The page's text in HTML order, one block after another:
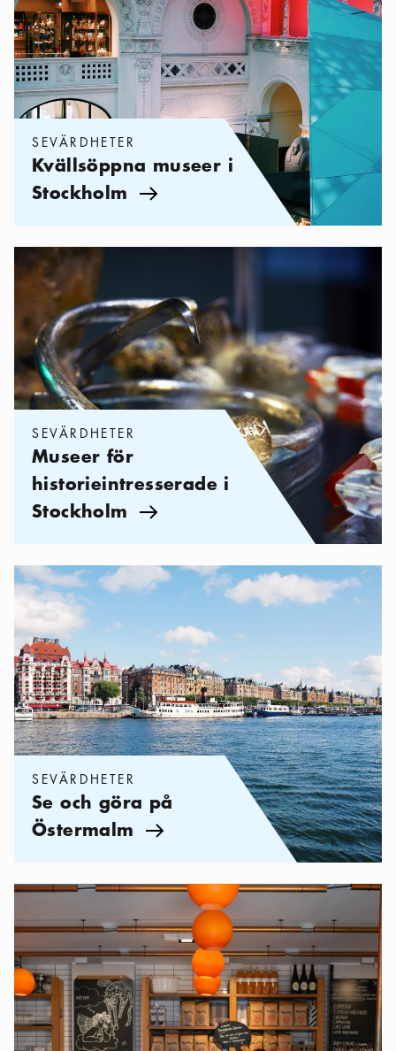
SEVÄRDHETER
Kvällsöppna museer i
Stockholm Pil ikon
Kategorier:Sevärdheter
SEVÄRDHETER
Museer för
historieintresserade i
Stockholm Pil ikon
Kategorier:Sevärdheter, Se och göra på Östermalm
SEVÄRDHETER
Se och göra på
Östermalm Pil ikon
Kategorier:Restauranger, Mina bästa museiluncher